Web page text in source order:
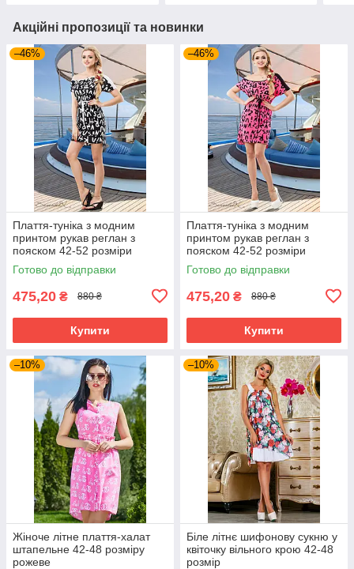
Акційні пропозиції та новинки
–46%
Плаття-туніка з модним
принтом рукав реглан з
пояском 42-52 розміри
Готово до відправки
475,20 ₴ 880 ₴
Купити
–46%
Плаття-туніка з модним
принтом рукав реглан з
пояском 42-52 розміри
Готово до відправки
475,20 ₴ 880 ₴
Купити
–10%
Жіноче літне плаття-халат
штапельне 42-48 розміру
рожеве
–10%
Біле літнє шифонову сукню у
квіточку вільного крою 42-48
розмір